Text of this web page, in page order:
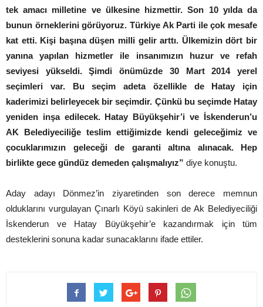
tek amacı milletine ve ülkesine hizmettir. Son 10 yılda da
bunun örneklerini görüyoruz. Türkiye Ak Parti ile çok mesafe
kat etti. Kişi başına düşen milli gelir arttı. Ülkemizin dört bir
yanına yapılan hizmetler ile insanımızın huzur ve refah
seviyesi yükseldi. Şimdi önümüzde 30 Mart 2014 yerel
seçimleri var. Bu seçim adeta özellikle de Hatay için
kaderimizi belirleyecek bir seçimdir. Çünkü bu seçimde Hatay
yeniden inşa edilecek. Hatay Büyükşehir’i ve İskenderun’u
AK Belediyeciliğe teslim ettiğimizde kendi geleceğimiz ve
çocuklarımızın geleceği de garanti altına alınacak. Hep
birlikte gece gündüz demeden çalışmalıyız” diye konuştu.
Aday adayı Dönmez’in ziyaretinden son derece memnun
olduklarını vurgulayan Çınarlı Köyü sakinleri de Ak Belediyeciliği
İskenderun ve Hatay Büyükşehir’e kazandırmak için tüm
desteklerini sonuna kadar sunacaklarını ifade ettiler.